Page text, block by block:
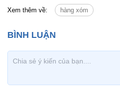
Xem thêm về: hàng xóm